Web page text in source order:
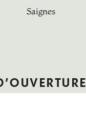
Saignes